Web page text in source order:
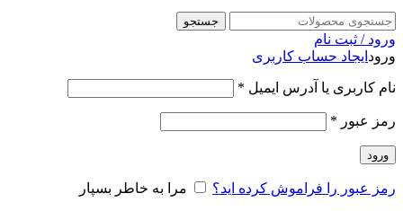
جستجو
ورود / ثبت نام
ورود ایجاد حساب کاربری
نام کاربری یا آدرس ایمیل *
رمز عبور *
ورود
رمز عبور را فراموش کرده اید؟ مرا به خاطر بسپار